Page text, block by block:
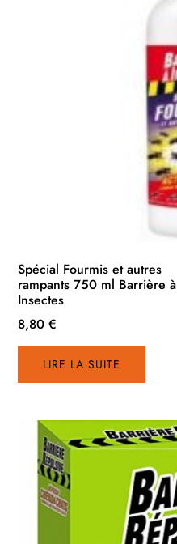
Spécial Fourmis et autres
rampants 750 ml Barrière à
Insectes
8,80€
LIRE LA SUITE